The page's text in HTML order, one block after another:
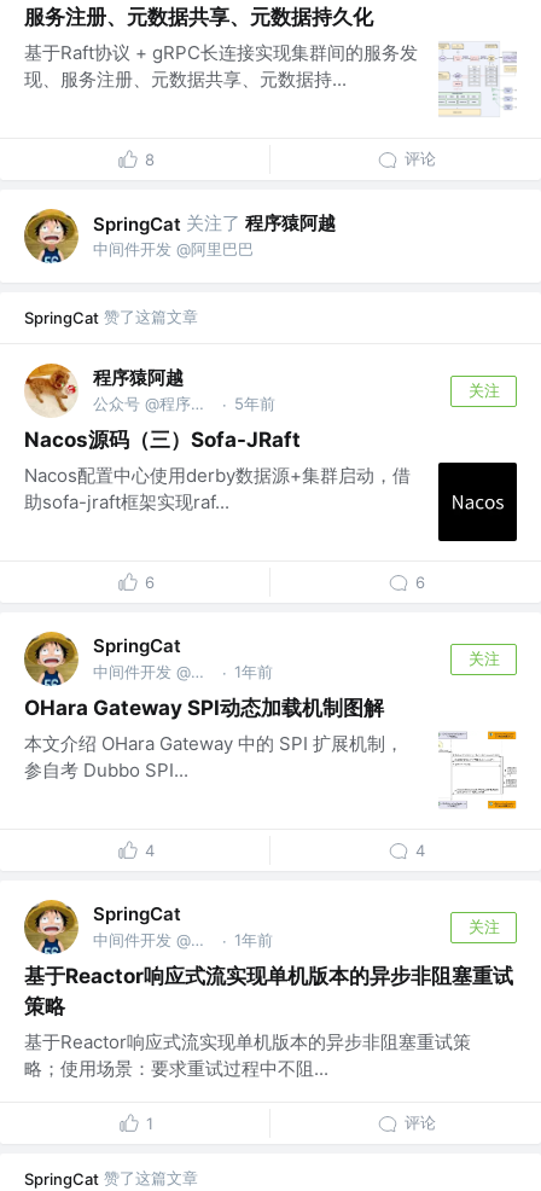
服务注册、元数据共享、元数据持久化
基于Raft协议 + gRPC长连接实现集群间的服务发
现、服务注册、元数据共享、元数据持...
8 评论
SpringCat 关注了 程序猿阿越
中间件开发 @阿里巴巴
SpringCat 赞了这篇文章
程序猿阿越
公众号 @程序猿阿越 · 5年前
关注
Nacos源码（三）Sofa-JRaft
Nacos配置中心使用derby数据源+集群启动，借
助sofa-jraft框架实现raf...
6 6
SpringCat
中间件开发 @阿里巴巴 · 1年前
关注
OHara Gateway SPI动态加载机制图解
本文介绍 OHara Gateway 中的 SPI 扩展机制，
参自考 Dubbo SPI...
4 4
SpringCat
中间件开发 @阿里巴巴 · 1年前
关注
基于Reactor响应式流实现单机版本的异步非阻塞重试
策略
基于Reactor响应式流实现单机版本的异步非阻塞重试策
略；使用场景：要求重试过程中不阻...
1 评论
SpringCat 赞了这篇文章